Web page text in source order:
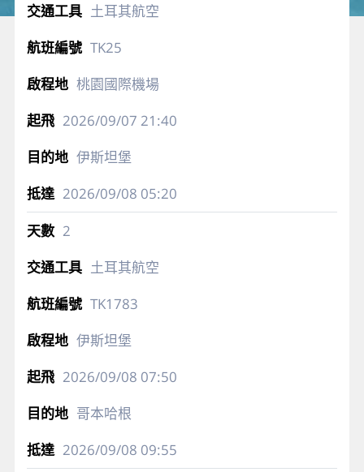
土耳其航空
TK25
桃園國際機場
2026/09/07 21:40
伊斯坦堡
2026/09/08 05:20
2
土耳其航空
TK1783
伊斯坦堡
2026/09/08 07:50
哥本哈根
2026/09/08 09:55